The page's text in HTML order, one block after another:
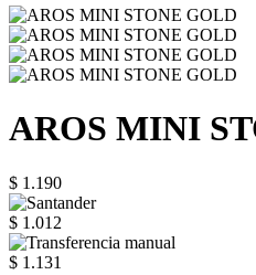
AROS MINI
$ 1.190
$ 1.012
$ 1.131